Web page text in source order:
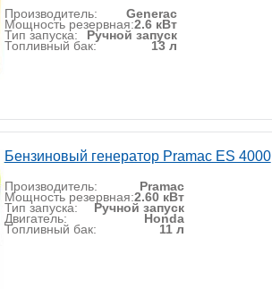
Производитель: Generac
Мощность резервная:2.6 кВт
Тип запуска: Ручной запуск
Топливный бак: 13 л
Бензиновый генератор Pramac ES 4000
Производитель: Pramac
Мощность резервная:2.60 кВт
Тип запуска: Ручной запуск
Двигатель: Honda
Топливный бак: 11 л